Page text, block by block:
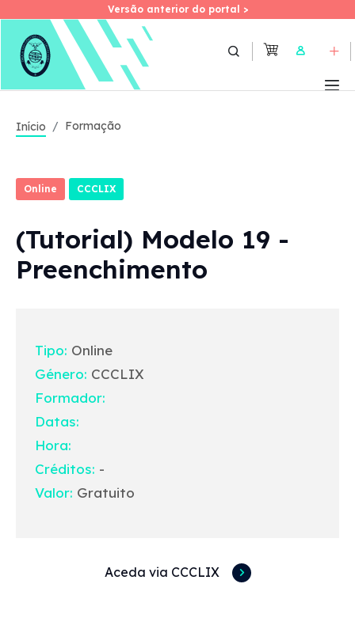
Skip
Versão anterior do portal >
Versão anterior do portal >
User
Início Formação
Online CCCLIX
(Tutorial) Modelo 19 -
Preenchimento
Tipo: Online
Género: CCCLIX
Formador:
Datas:
Hora:
Créditos: -
Valor: Gratuito
Aceda via CCCLIX